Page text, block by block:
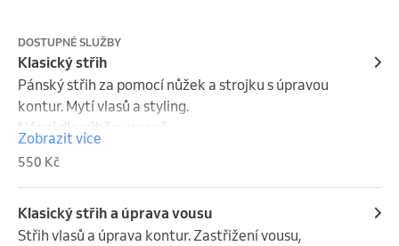
DOSTUPNÉ SLUŽBY
Klasický střih
Pánský střih za pomocí nůžek a strojku s úpravou
kontur. Mytí vlasů a styling.
Nápoj dle výběru v ceně.
Zobrazit více
550 Kč
Klasický střih a úprava vousu
Střih vlasů a úprava kontur. Zastřižení vousu,